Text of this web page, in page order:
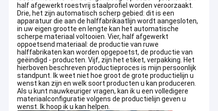
half afgewerkt roestvrij staalprofiel worden veroorzaakt.
Drie, het zijn automatisch scherp gebied: dit is een
apparatuur die aan de halffabrikaatlijn wordt aangesloten,
in uw eigen grootte en lengte kan het automatische
scherpe materiaal voltooien. Vier, half afgewerkt
oppoetsend materiaal: de productie van ruwe
halffabrikaten kan worden opgepoetst, de productie van
geëindigd - producten. Vijf, zijn het etiket, verpakking. Het
hierboven beschreven productieproces is mijn persoonlijk
standpunt. Ik weet niet hoe groot de grote productielijn u
wenst kan zijn en welk soort producten u kan produceren.
Als u kunt nauwkeuriger vragen, kan ik u een volledigere
materiaalconfiguratie volgens de productielijn geven u
wenst. Ik hoop ik u kan helpen.